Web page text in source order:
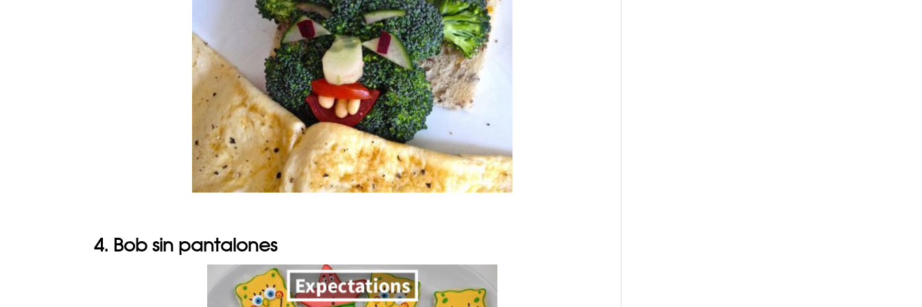
4. Bob sin pantalones